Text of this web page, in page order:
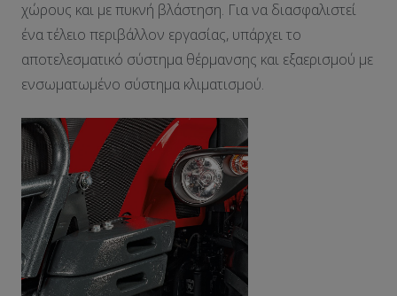
χώρους και με πυκνή βλάστηση. Για να διασφαλιστεί
ένα τέλειο περιβάλλον εργασίας, υπάρχει το
αποτελεσματικό σύστημα θέρμανσης και εξαερισμού με
ενσωματωμένο σύστημα κλιματισμού.